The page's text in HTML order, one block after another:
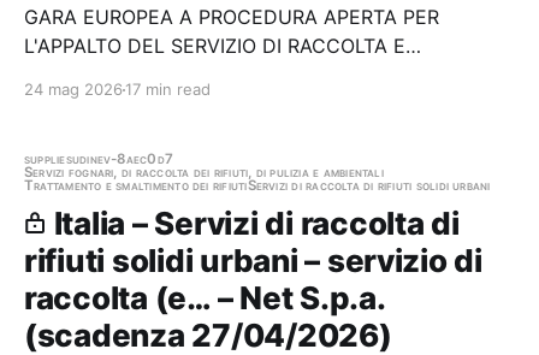
GARA EUROPEA A PROCEDURA APERTA PER
L'APPALTO DEL SERVIZIO DI RACCOLTA E
AI SENSI DEI CRITERI DEL DM DEL 07/04/2025 DEL
Settore Iii - Appalti e…
24 mag 2026 17 min read
suppliesudinev-8aec0d7
Servizi fognari, di raccolta dei rifiuti, di pulizia e ambientali
Trattamento e smaltimento dei rifiutiServizi di raccolta di rifiuti solidi urbani
Italia – Servizi di raccolta di
rifiuti solidi urbani – servizio di
raccolta (e… – Net S.p.a.
(scadenza 27/04/2026)